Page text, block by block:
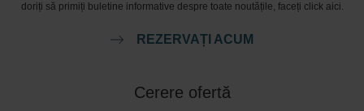
doriți să primiți buletine informative despre toate noutățile, faceți click aici.
REZERVAȚI ACUM
Cerere ofertă